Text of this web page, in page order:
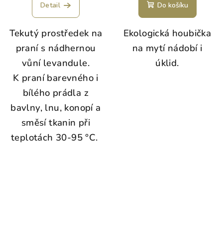
Detail
Tekutý prostředek na
praní s nádhernou
vůní levandule.
K praní barevného i
bílého prádla z
bavlny, lnu, konopí a
směsí tkanin při
teplotách 30-95 °C.
Do košíku
Ekologická houbička
na mytí nádobí i
úklid.